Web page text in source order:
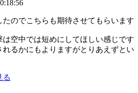
たのでこちらも期待させてもらいます
空中では短めにしてほしい感じです
るかにもよりますがとりあえずとい
る